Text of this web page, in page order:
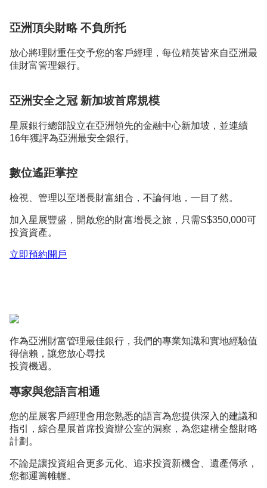
亞洲頂尖財略 不負所托
放心將理財重任交予您的客戶經理，每位精英皆來自亞洲最
佳財富管理銀行。
亞洲安全之冠 新加坡首席規模
星展銀⾏總部設⽴在亞洲領先的⾦融中⼼新加坡，並連續
16年獲評為亞洲最安全銀⾏。
數位遙距掌控
檢視、管理以至增長財富組合，不論何地，一目了然。
加入星展豐盛，開啟您的財富增長之旅，只需S$350,000可
投資資產。
立即預約開戶
作為亞洲財富管理最佳銀行，我們的專業知識和實地經驗值
得信賴，讓您放心尋找
投資機遇。
專家與您語⾔相通
您的星展客⼾經理會⽤您熟悉的語⾔為您提供深⼊的建議和
指引，綜合星展首席投資辦公室的洞察，為您建構全盤財略
計劃。
不論是讓投資組合更多元化、追求投資新機會、遺產傳承，
您都運籌帷幄。